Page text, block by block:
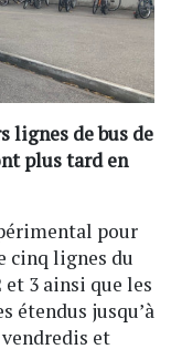
lignes de bus de
plus tard en
pour
cinq lignes du
et 3 ainsi que les
étendus jusqu’à
et